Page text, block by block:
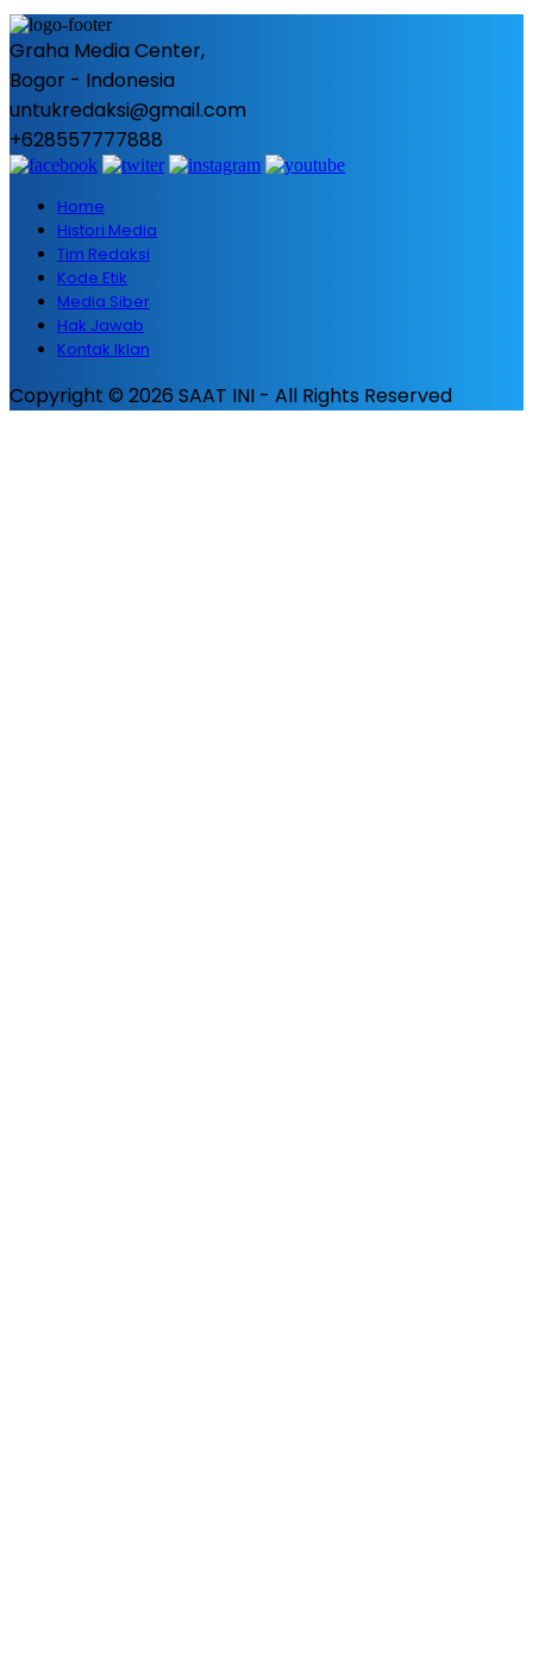
Graha Media Center,
Bogor - Indonesia
untukredaksi@gmail.com
+628557777888
Home
Histori Media
Tim Redaksi
Kode Etik
Media Siber
Hak Jawab
Kontak Iklan
Copyright © 2026 SAAT INI - All Rights Reserved